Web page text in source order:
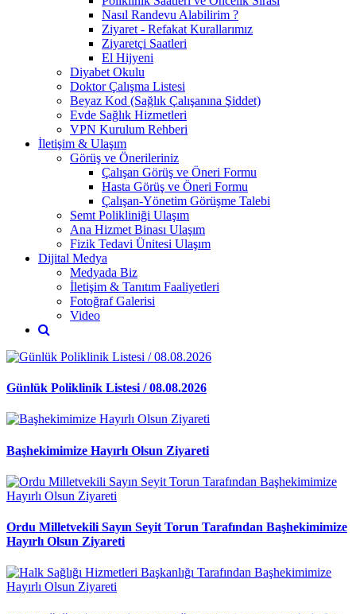
Nasıl Randevu Alabilirim ?
Ziyaret - Refakat Kurallarımız
Ziyaretçi Saatleri
El Hijyeni
Diyabet Okulu
Doktor Çalışma Listesi
Beyaz Kod (Sağlık Çalışanına Şiddet)
Evde Sağlık Hizmetleri
VPN Kurulum Rehberi
İletişim & Ulaşım
Görüş ve Önerileriniz
Çalışan Görüş ve Öneri Formu
Hasta Görüş ve Öneri Formu
Çalışan-Yönetim Görüşme Talebi
Semt Polikliniği Ulaşım
Ana Hizmet Binası Ulaşım
Fizik Tedavi Ünitesi Ulaşım
Dijital Medya
Medyada Biz
İletişim & Tanıtım Faaliyetleri
Fotoğraf Galerisi
Video
Günlük Poliklinik Listesi / 08.08.2026
Başhekimimize Hayırlı Olsun Ziyareti
Ordu Milletvekili Sayın Seyit Torun Tarafından Başhekimimize
Hayırlı Olsun Ziyareti